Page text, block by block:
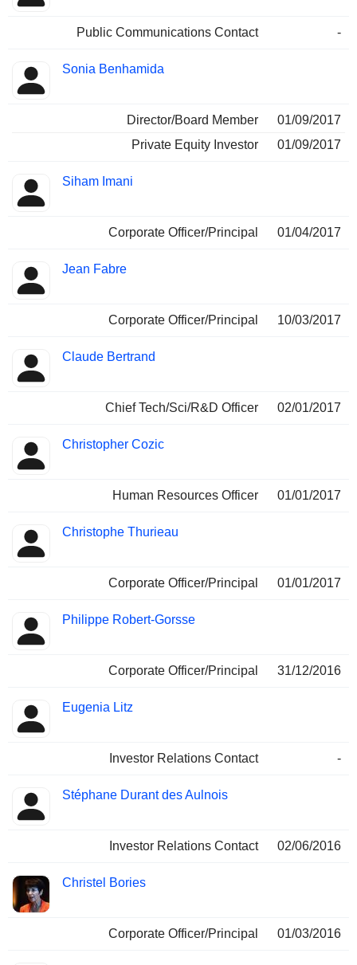
Public Communications Contact -
Sonia Benhamida
Director/Board Member
01/09/2017
Private Equity Investor
01/09/2017
Siham Imani
Corporate Officer/Principal 01/04/2017
Jean Fabre
Corporate Officer/Principal 10/03/2017
Claude Bertrand
Chief Tech/Sci/R&D Officer 02/01/2017
Christopher Cozic
Human Resources Officer 01/01/2017
Christophe Thurieau
Corporate Officer/Principal 01/01/2017
Philippe Robert-Gorsse
Corporate Officer/Principal 31/12/2016
Eugenia Litz
Investor Relations Contact -
Stéphane Durant des Aulnois
Investor Relations Contact 02/06/2016
Christel Bories
Corporate Officer/Principal 01/03/2016